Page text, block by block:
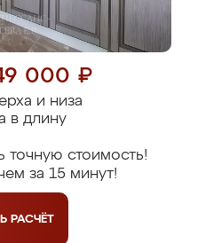
000 ₽
и низа
в длину
точную стоимость!
за 15 минут!
РАСЧЁТ